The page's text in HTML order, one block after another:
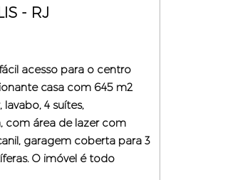
- RJ
acesso para o centro
casa com 645 m2
4 suítes,
com área de lazer com
garagem coberta para 3
O imóvel é todo